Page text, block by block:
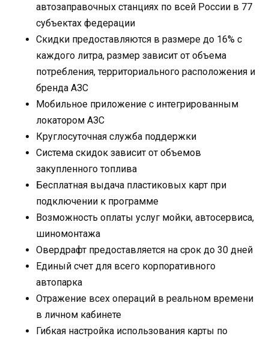
автозаправочных станциях по всей России в 77
субъектах федерации
Скидки предоставляются в размере до 16% с
каждого литра, размер зависит от объема
потребления, территориального расположения и
бренда АЗС
Мобильное приложение с интегрированным
локатором АЗС
Круглосуточная служба поддержки
Система скидок зависит от объемов
закупленного топлива
Бесплатная выдача пластиковых карт при
подключении к программе
Возможность оплаты услуг мойки, автосервиса,
шиномонтажа
Овердрафт предоставляется на срок до 30 дней
Единый счет для всего корпоративного
автопарка
Отражение всех операций в реальном времени
в личном кабинете
Гибкая настройка использования карты по